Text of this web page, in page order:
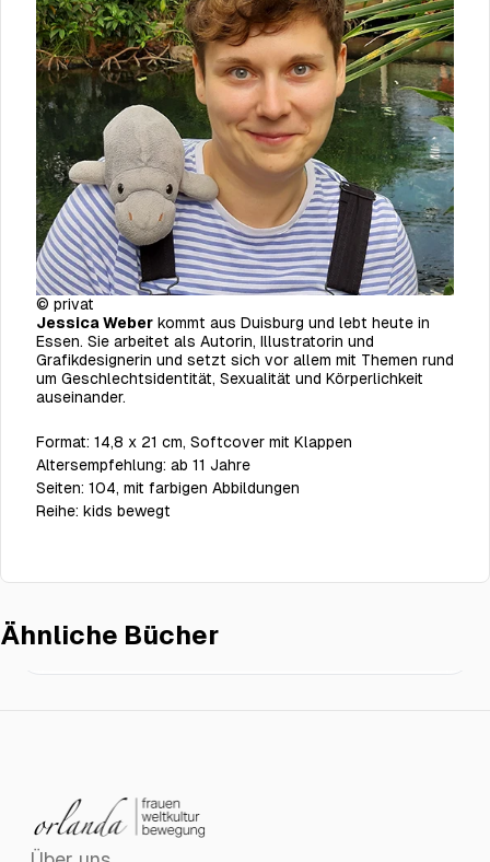
© privat
Jessica Weber kommt aus Duisburg und lebt heute in
Essen. Sie arbeitet als Autorin, Illustratorin und
Grafikdesignerin und setzt sich vor allem mit Themen rund
um Geschlechtsidentität, Sexualität und Körperlichkeit
auseinander.
Format: 14,8 x 21 cm, Softcover mit Klappen
Altersempfehlung: ab 11 Jahre
Seiten: 104, mit farbigen Abbildungen
Reihe: kids bewegt
Ähnliche Bücher